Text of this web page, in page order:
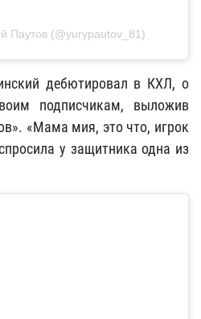
Паутов (@yurypautov_81)
дебютировал в КХЛ, о
подписчикам, выложив
«Мама мия, это что, игрок
у защитника одна из